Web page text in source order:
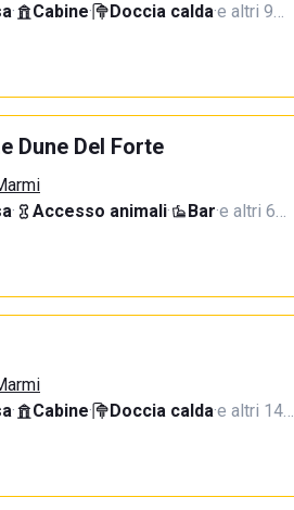
· Cabine· Doccia calda·e altri 9…
Dune Del Forte
· Accesso animali· Bar·e altri 6…
· Cabine· Doccia calda·e altri 14…